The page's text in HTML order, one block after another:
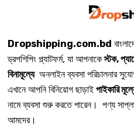
Dropshipping.com.bd
ড্রপশিপিং প্ল্যাটফর্ম, যা আপনাকেস্টক,
বিনামূল্যেঅনলাইন ব্যবসা পরিচালনার
এখানে আপনি বিনিয়োগ ছাড়াই পাইকারি
নামে ব্যবসা শুরু করতে পারেন। পণ্য
আমদের।